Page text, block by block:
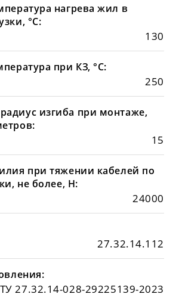
нагрева жил в
°С:
130
при КЗ, °С:
250
изгиба при монтаже,
15
при тяжении кабелей по
не более, Н:
24000
27.32.14.112
ТУ 27.32.14-028-29225139-2023